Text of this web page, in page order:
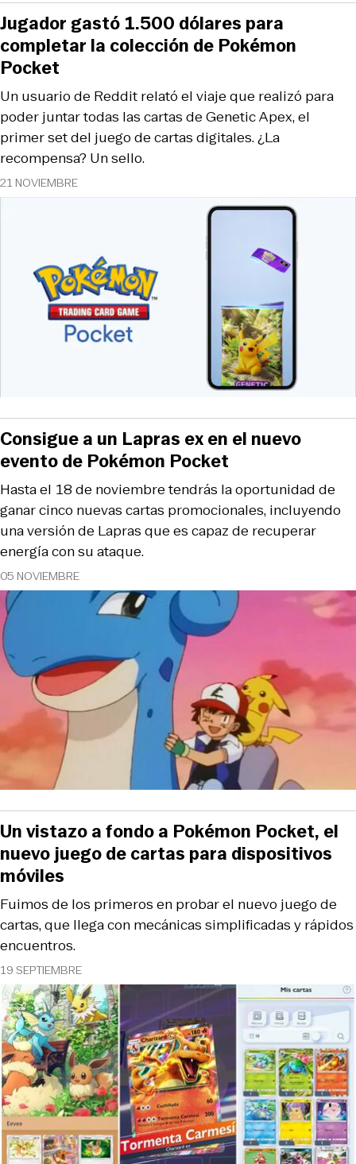
21 NOVIEMBRE
Un usuario de Reddit relató el viaje que realizó para
poder juntar todas las cartas de Genetic Apex, el
primer set del juego de cartas digitales. ¿La
recompensa? Un sello.
Jugador gastó 1.500 dólares para
completar la colección de Pokémon
Pocket
05 NOVIEMBRE
Hasta el 18 de noviembre tendrás la oportunidad de
ganar cinco nuevas cartas promocionales, incluyendo
una versión de Lapras que es capaz de recuperar
energía con su ataque.
Consigue a un Lapras ex en el nuevo
evento de Pokémon Pocket
19 SEPTIEMBRE
Fuimos de los primeros en probar el nuevo juego de
cartas, que llega con mecánicas simplificadas y rápidos
encuentros.
Un vistazo a fondo a Pokémon Pocket, el
nuevo juego de cartas para dispositivos
móviles